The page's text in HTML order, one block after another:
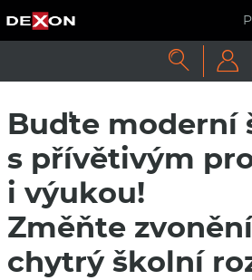
 
Buďte moderní
s přívětivým
i výukou!
Změňte
chytrý školní